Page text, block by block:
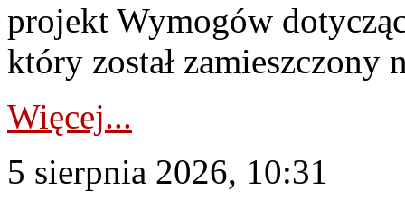
projekt Wymogów
który został zamieszczony
Więcej...
5 sierpnia 2026, 10:31